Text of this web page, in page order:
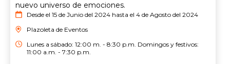
nuevo universo de emociones.
Desde el 15 de Junio del 2024 hasta el 4 de Agosto del 2024
Plazoleta de Eventos
Lunes a sábado: 12:00 m. - 8:30 p.m. Domingos y festivos:
11:00 a.m. - 7:30 p.m.